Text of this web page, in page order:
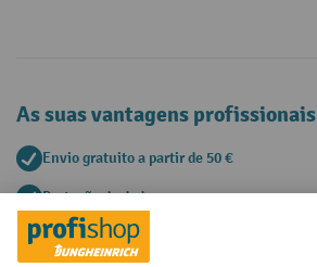
As suas vantagens profissionais
Envio gratuito a partir de 50 €
Proteção de dados segura
Aconselhamento pessoal de compra